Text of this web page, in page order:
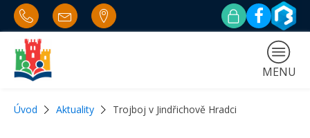
MENU
Úvod Aktuality Trojboj v Jindřichově Hradci